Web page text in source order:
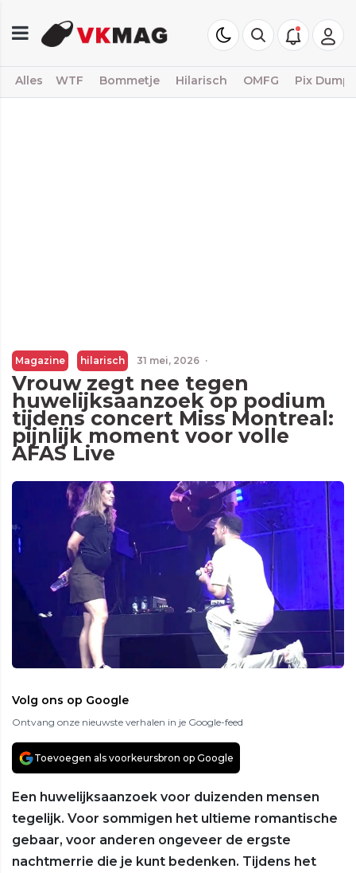
Alles WTF Bommetje Hilarisch OMFG Pix Dump
Magazine hilarisch 31 mei, 2026 ·
Vrouw zegt nee tegen
huwelijksaanzoek op podium
tijdens concert Miss Montreal:
pijnlijk moment voor volle
AFAS Live
Volg ons op Google
Ontvang onze nieuwste verhalen in je Google-feed
Toevoegen als voorkeursbron op Google
Een huwelijksaanzoek voor duizenden mensen
tegelijk. Voor sommigen het ultieme romantische
gebaar, voor anderen ongeveer de ergste
nachtmerrie die je kunt bedenken. Tijdens het